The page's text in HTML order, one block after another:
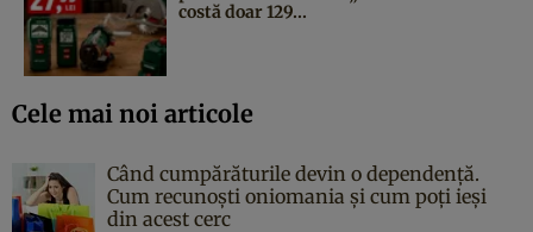
costă doar 129...
Cele mai noi articole
Când cumpărăturile devin o dependență.
Cum recunoști oniomania și cum poți ieși
din acest cerc